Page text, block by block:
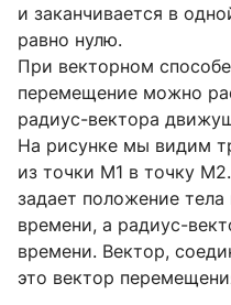
и заканчивается в
равно нулю.
При векторном
перемещение можно
радиус-вектора
На рисунке мы видим
из точки М1 в точку
задает положение
времени, а радиус-
времени. Вектор,
это вектор